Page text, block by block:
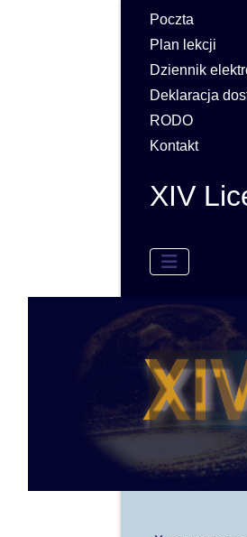
Poczta
Plan lekcji
Dziennik
Deklaracja
RODO
Kontakt
XIV